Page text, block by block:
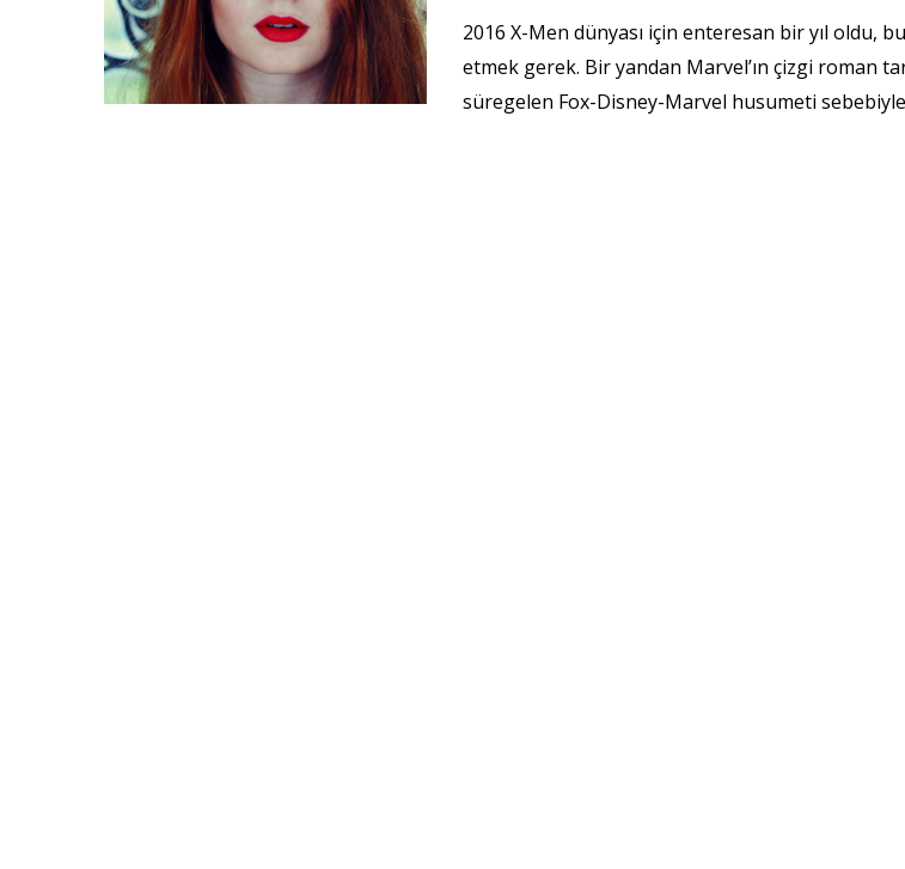
2016 X-Men dünyası için enteresan bir yıl oldu,
etmek gerek. Bir yandan Marvel’ın çizgi roman
süregelen Fox-Disney-Marvel husumeti